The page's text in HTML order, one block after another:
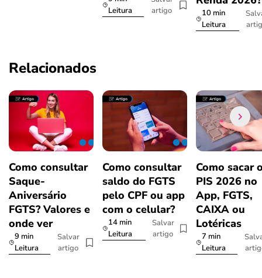
Leitura
artigo
10 min
Leitura
Relacionados
Como consultar
Saque-
Aniversário
FGTS? Valores e
onde ver
9 min
Leitura
Salvar
artigo
Como consultar
saldo do FGTS
pelo CPF ou app
com o celular?
14 min
Leitura
Salvar
artigo
Como sacar
PIS 2026 no
App, FGTS,
CAIXA ou
Lotéricas
7 min
Leitura